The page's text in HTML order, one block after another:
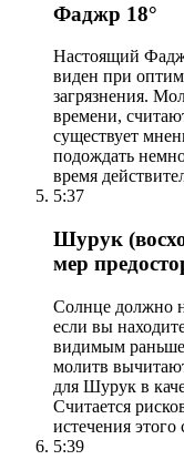
Фаджр 18°
Настоящий
виден при
загрязнения.
времени,
существует
подождать
время
5:37
Шурук
мер
Солнце должно
если вы
видимым
молитв
для Шурук в
Считается
истечения
5:39